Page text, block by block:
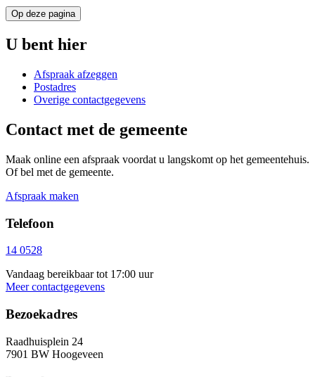
Op deze pagina
U bent hier
Afspraak afzeggen
Postadres
Overige contactgegevens
Contact met de gemeente
Maak online een afspraak voordat u langskomt op het gemeentehuis.
Of bel met de gemeente.
Afspraak maken
Telefoon
14 0528
Vandaag bereikbaar tot 17:00 uur
Meer contactgegevens
Bezoekadres
Raadhuisplein 24
7901 BW Hoogeveen